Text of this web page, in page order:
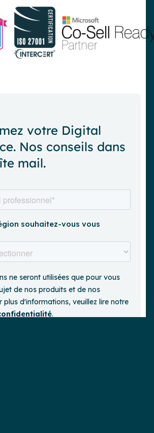
une démo
votre Digital
Nos conseils dans
mail.